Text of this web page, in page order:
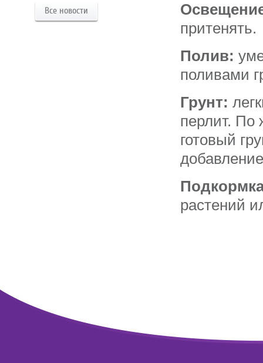
Все новости
притенять.
Полив:
поливами
Грунт:
перлит. По
готовый
растений